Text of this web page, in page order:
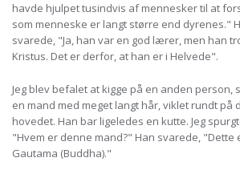
havde hjulpet tusindvis af mennesker til at
som menneske er langt større end dyrenes."
svarede, "Ja, han var en god lærer, men han
Kristus. Det er derfor, at han er i Helvede".
Jeg blev befalet at kigge på en anden person,
en mand med meget langt hår, viklet rundt på
hovedet. Han bar ligeledes en kutte. Jeg
"Hvem er denne mand?" Han svarede, "Dette
Gautama (Buddha)."